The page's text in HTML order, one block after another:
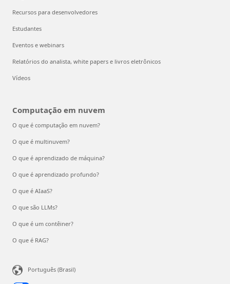
Recursos para desenvolvedores
Estudantes
Eventos e webinars
Relatórios do analista, white papers e livros eletrônicos
Vídeos
Computação em nuvem
O que é computação em nuvem?
O que é multinuvem?
O que é aprendizado de máquina?
O que é aprendizado profundo?
O que é AIaaS?
O que são LLMs?
O que é um contêiner?
O que é RAG?
Português (Brasil)